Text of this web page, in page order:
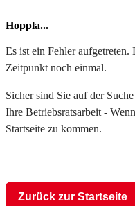
Hoppla...
Es ist ein Fehler aufgetreten.
Zeitpunkt noch einmal.
Sicher sind Sie auf der
Ihre Betriebsratsarbeit -
Startseite zu kommen.
Zurück zur Startseite